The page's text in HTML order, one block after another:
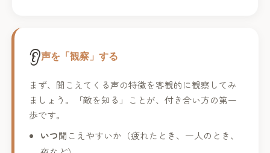
👂声を「観察」する
まず、聞こえてくる声の特徴を客観的に観察してみ
ましょう。「敵を知る」ことが、付き合い方の第一
歩です。
いつ聞こえやすいか（疲れたとき、一人のとき、